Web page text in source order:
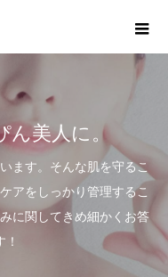
ん美人に。
ます。そんな肌を守るこ
アをしっかり管理するこ
に関してきめ細かくお答